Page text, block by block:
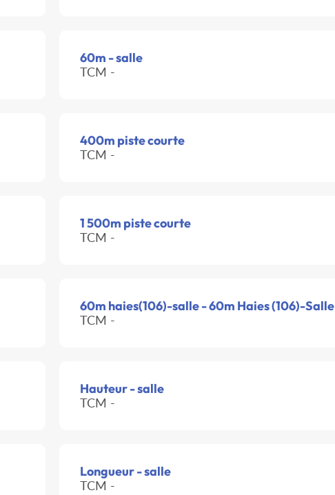
60m - salle
TCM -
400m piste courte
TCM -
1 500m piste courte
TCM -
60m haies(106)-salle - 60m Haies (106)-Salle
TCM -
Hauteur - salle
TCM -
Longueur - salle
TCM -